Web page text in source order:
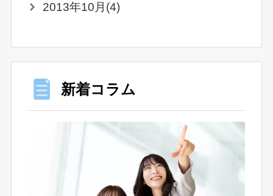
2013年10月(4)
新着コラム